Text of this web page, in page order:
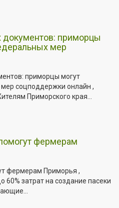
документов: приморцы
мер
приморцы могут
соцподдержки онлайн ,
Приморского края...
фермерам
фермерам Приморья ,
затрат на создание пасеки